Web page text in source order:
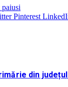
paiusi
Pinterest
din